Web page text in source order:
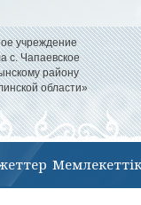
учреждение
с. Чапаевское
району
области»